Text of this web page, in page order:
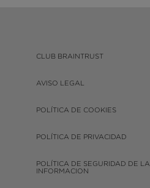
CLUB BRAINTRUST
AVISO LEGAL
POLÍTICA DE COOKIES
POLÍTICA DE PRIVACIDAD
POLÍTICA DE SEGURIDAD DE LA
INFORMACION